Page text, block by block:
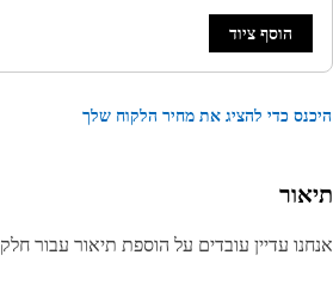
הוסף ציוד
כדי להציג את מחיר הלקוח שלך
עדיין עובדים על הוספת תיאור עבור חלק זה.